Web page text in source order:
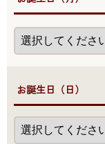
●お誕生日（日）